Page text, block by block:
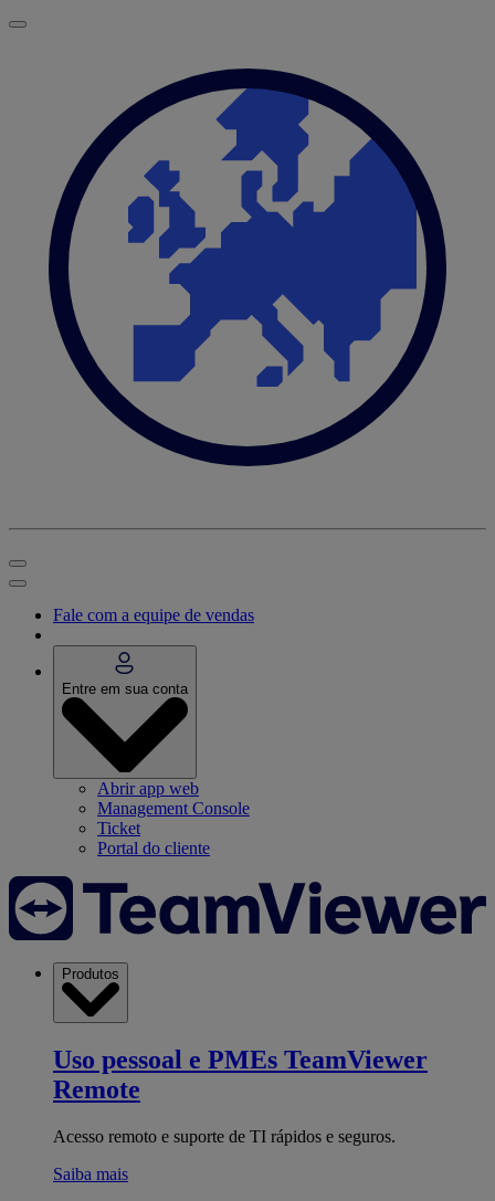
Fale com a equipe de vendas
Entre em sua conta
Abrir app web
Management Console
Ticket
Portal do cliente
Produtos
Uso pessoal e PMEs TeamViewer
Remote
Acesso remoto e suporte de TI rápidos e seguros.
Saiba mais